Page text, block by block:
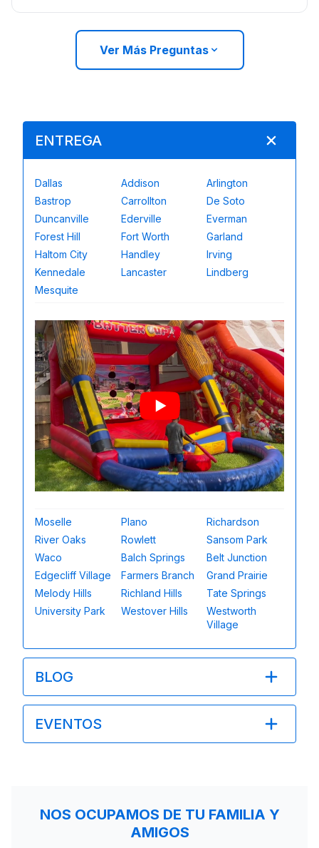
Ver Más Preguntas
ENTREGA
Dallas Addison
Arlington
Bastrop
Carrollton
De Soto
Duncanville
Ederville
Everman
Forest Hill
Fort Worth
Garland
Haltom City
Handley
Irving
Kennedale
Lancaster
Lindberg
Mesquite
Moselle Plano
Richardson
River Oaks
Rowlett
Sansom Park
Waco
Balch Springs
Belt Junction
Edgecliff Village
Farmers Branch
Grand Prairie
Melody Hills
Richland Hills
Tate Springs
University Park
Westover Hills
Westworth
Village
BLOG
EVENTOS
NOS OCUPAMOS DE TU FAMILIA Y
AMIGOS